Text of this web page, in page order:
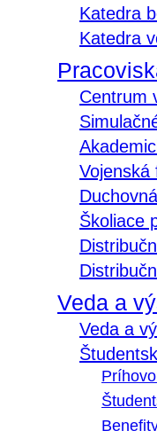
Katedra
Katedra
Centrum
Vojenská
Školiace
Veda a
Veda a